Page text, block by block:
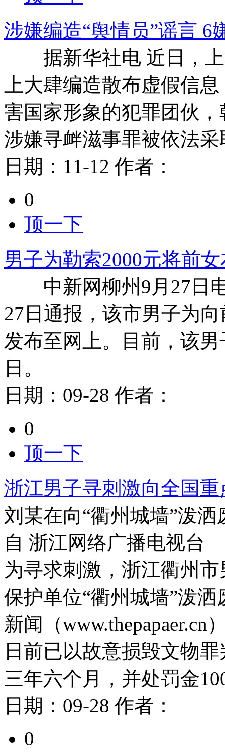
涉嫌编造“舆情员”谣言 6
据新华社电 近日，上
上大肆编造散布虚假信
害国家形象的犯罪团伙
涉嫌寻衅滋事罪被依法
日期： 11-12 作者：
0
顶一下
男子为勒索2000元将前
中新网柳州9月27日电
27日通报，该市男子为
发布至网上。目前，该
日。
日期： 09-28 作者：
0
顶一下
浙江男子寻刺激向全国
刘某在向“衢州城墙”泼
自 浙江网络广播电视台
为寻求刺激，浙江衢州
保护单位“衢州城墙”泼
新闻（
日前已以故意损毁文物
三年六个月，并处罚金
日期： 09-28 作者：
0